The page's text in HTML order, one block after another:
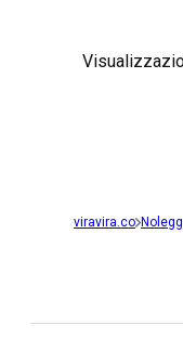
viravira.co